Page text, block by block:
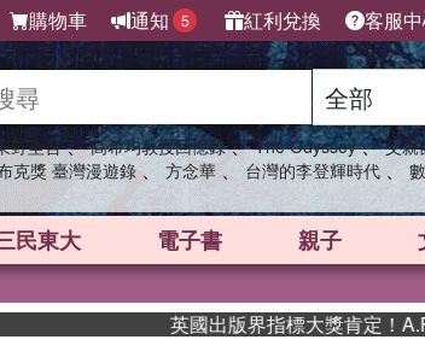
購物車 通知 5 紅利兌換 客服
野圭吾 、 高希均教授回憶錄 、 The Odyssey 、 父親
克獎 臺灣漫遊錄 、 方念華 、 台灣的李登輝時代 、
民東大 電子書 親子
英國出版界指標大獎肯定！A.F.